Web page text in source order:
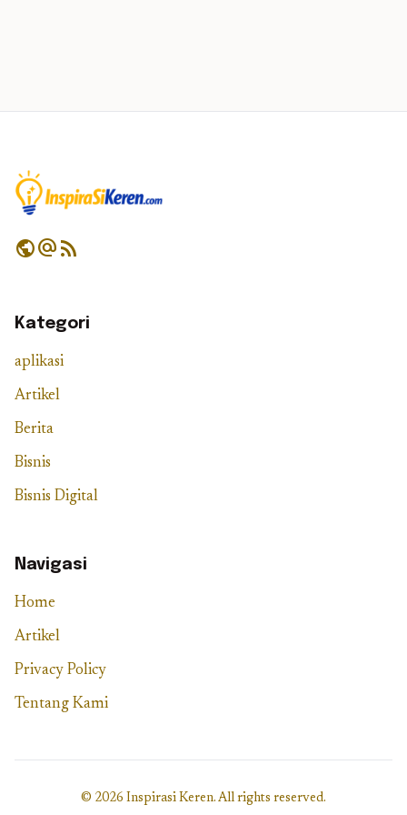
publicalternate_emailrss_feed
Kategori
aplikasi
Artikel
Berita
Bisnis
Bisnis Digital
Navigasi
Home
Artikel
Privacy Policy
Tentang Kami
© 2026 Inspirasi Keren. All rights reserved.